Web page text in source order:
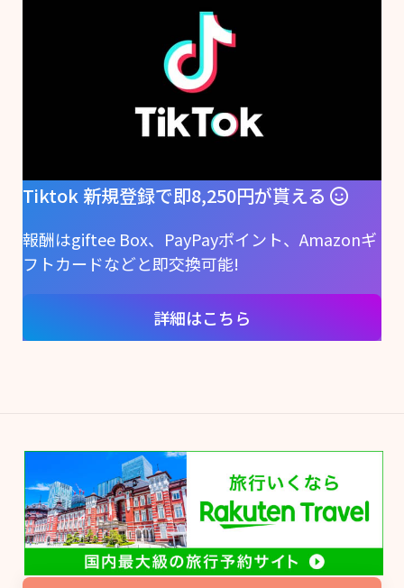
Tiktok 新規登録で即8,250円が貰える
報酬はgiftee Box、PayPayポイント、Amazonギ
フトカードなどと即交換可能!
詳細はこちら